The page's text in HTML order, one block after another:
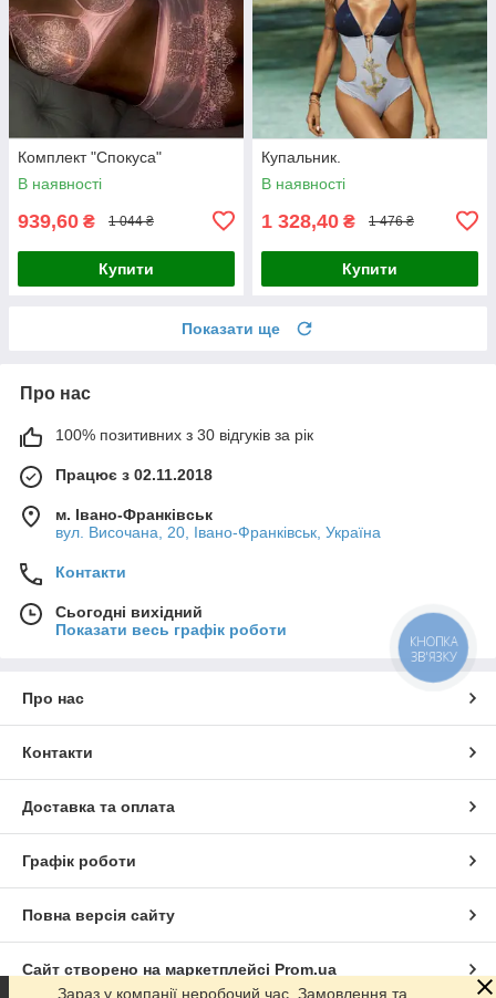
Комплект "Спокуса"
В наявності
939,60 ₴ 1 044 ₴
Купити
Купальник.
В наявності
1 328,40 ₴ 1 476 ₴
Купити
Показати ще
Про нас
100% позитивних з 30 відгуків за рік
Працює з 02.11.2018
м. Івано-Франківськ
вул. Височана, 20, Івано-Франківськ, Україна
Контакти
Сьогодні вихідний
Показати весь графік роботи
Про нас
Контакти
Доставка та оплата
Графік роботи
Повна версія сайту
Сайт створено на маркетплейсі Prom.ua
Зараз у компанії неробочий час. Замовлення та
КНОПКА
ЗВ'ЯЗКУ